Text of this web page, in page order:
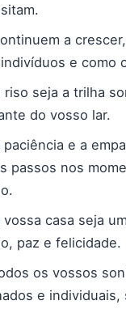
a
e como
riso seja a trilha
do vosso lar.
paciência e a
passos nos
vossa casa seja
paz e felicidade.
os vossos
e individuais,